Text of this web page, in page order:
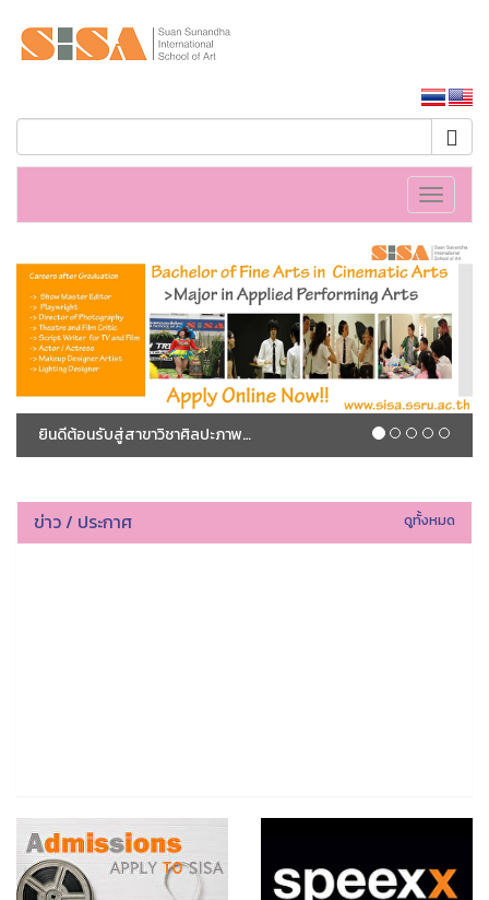
Toggle
ยินดีต้อนรับสู่สาขาวิชาศิลปะภาพยนตร์ แขนงวิชาศิลปะการแสดงประยุกต์
ข่าว / ประกาศ ดูทั้งหมด